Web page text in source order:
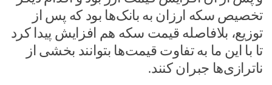
تخصیص سکه ارزان به بانک‌ها بود که پس از
توزیع، بلافاصله قیمت سکه هم افزایش پیدا کرد
تا با این ما به تفاوت قیمت‌ها بتوانند بخشی از
ناترازی‌ها جبران کنند.